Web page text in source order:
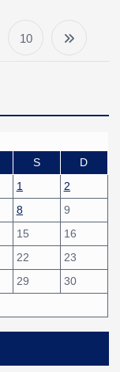
10
S
D
1
2
8
9
15
16
22
23
29
30